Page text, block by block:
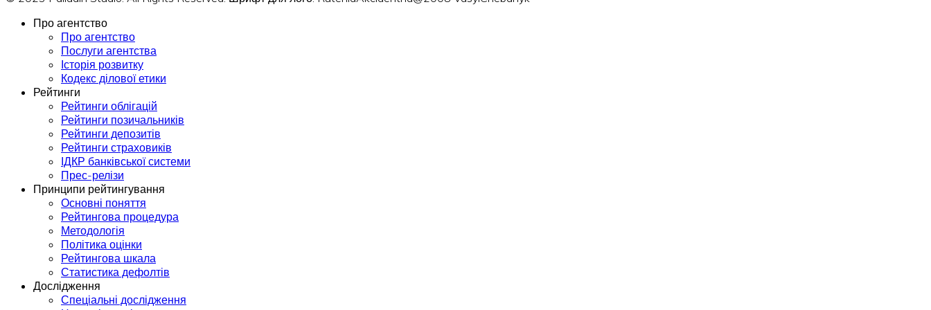
Про агентство
Про агентство
Послуги агентства
Історія розвитку
Кодекс ділової етики
Рейтинги
Рейтинги облігацій
Рейтинги позичальників
Рейтинги депозитів
Рейтинги страховиків
ІДКР банківської системи
Прес-релізи
Принципи рейтингування
Основні поняття
Рейтингова процедура
Методологія
Політика оцінки
Рейтингова шкала
Статистика дефолтів
Дослідження
Спеціальні дослідження